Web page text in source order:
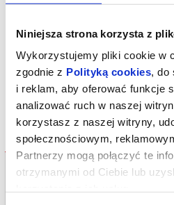
Niniejsza strona korzysta z
Wykorzystujemy pliki cookie w
zgodnie z Polityką cookies, do
i reklam, aby oferować funkcje
analizować ruch w naszej
korzystasz z naszej witryny,
społecznościowym,
Partnerzy mogą połączyć te
otrzymanymi od Ciebie lub
widzowie zostaną zaproszeni do
*******
Bezpieczne zakupy w Bilety24. W
potwierdzony komunikatem
podczas zakupu.
Bilety na termin:
07.06.2026 , g. 13:00